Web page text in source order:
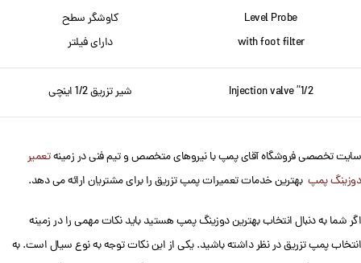
Level Probe
with foot filter
کاوشگر سطح
دارای فیلتر
1/2” Injection valve شیر تزریق 1/2 اینچی
سایت تخصصی فروشگاه آقای پمپ با نیروهای متخصص و تیم فنی در زمینهتعمیر
دوزینگ پمپ بهترین خدمات تعمیرات پمپ تزریق را برای مشتریان ارائه می دهد.
اگر شما به دنبال انتخاب بهترین دوزینگ پمپ هستید باید نکات مهمی را در زمینه
انتخاب پمپ تزریق در نظر داشته باشید. یکی از این نکات توجه به نوع سیال است. به